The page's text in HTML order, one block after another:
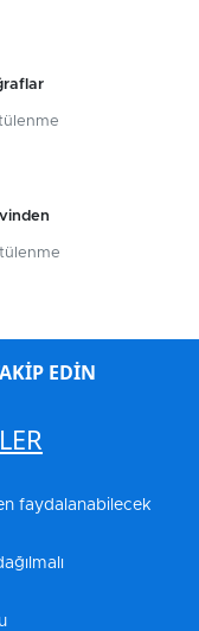
EDİN
faydalanabilecek